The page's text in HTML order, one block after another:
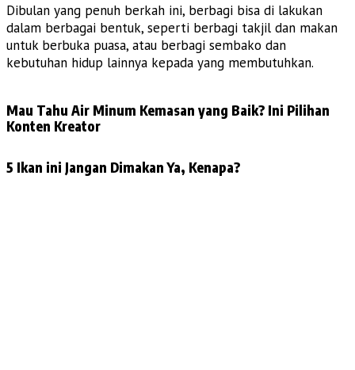
Dibulan yang penuh berkah ini, berbagi bisa di lakukan
dalam berbagai bentuk, seperti berbagi takjil dan makan
untuk berbuka puasa, atau berbagi sembako dan
kebutuhan hidup lainnya kepada yang membutuhkan.
Mau Tahu Air Minum Kemasan yang Baik? Ini Pilihan
Konten Kreator
5 Ikan ini Jangan Dimakan Ya, Kenapa?